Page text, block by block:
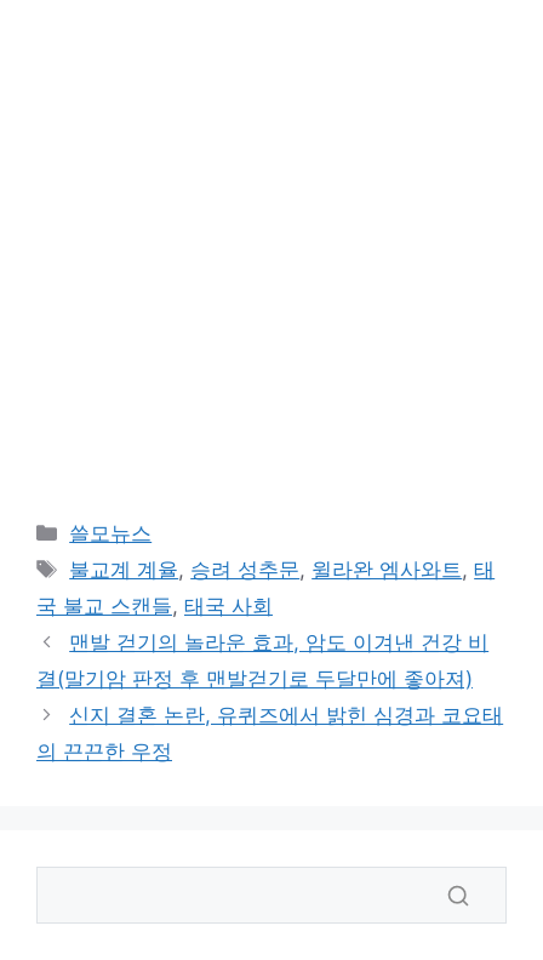
카
테
리
쓸모뉴스
태
그
불교계 계율, 승려 성추문, 윌라완 엠사와트,태
국 불교 스캔들, 태국 사회
맨발 걷기의 놀라운 효과, 암도 이겨낸 건강 비
결(말기암 판정 후 맨발걷기로 두달만에 좋아져)
신지 결혼 논란, 유퀴즈에서 밝힌 심경과 코요태
의 끈끈한 우정